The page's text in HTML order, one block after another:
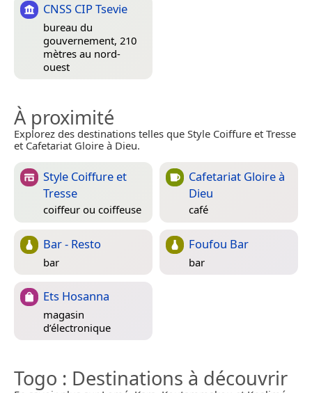
CNSS CIP Tsevie
bureau du
gouvernement, 210
mètres au nord-
ouest
À proximité
Explorez des destinations telles que Style Coiffure et Tresse
et Cafetariat Gloire à Dieu.
Style Coiffure et
Tresse
coiffeur ou coiffeuse
Cafetariat Gloire à
Dieu
café
Bar - Resto
bar
Foufou Bar
bar
Ets Hosanna
magasin
d’électronique
Togo : Destinations à découvrir